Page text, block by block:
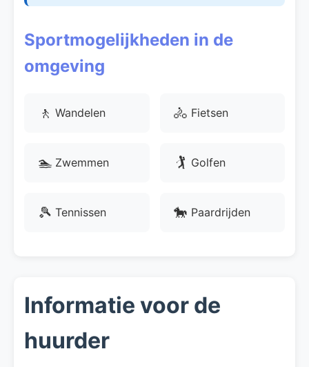
Sportmogelijkheden in de
omgeving
🚶 Wandelen 🚴 Fietsen
🏊 Zwemmen 🏌 Golfen
🎾 Tennissen 🐎 Paardrijden
Informatie voor de
huurder